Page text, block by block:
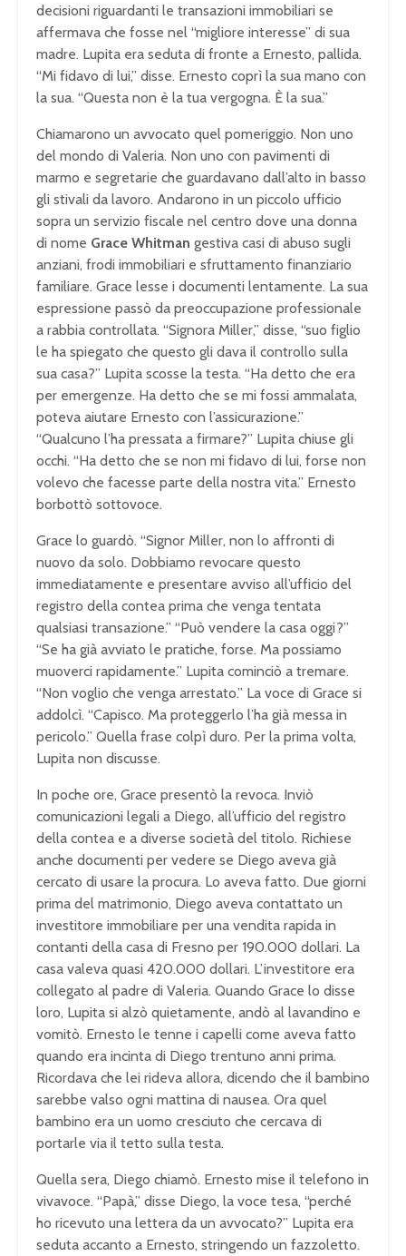
decisioni riguardanti le transazioni immobiliari se
affermava che fosse nel “migliore interesse” di sua
madre. Lupita era seduta di fronte a Ernesto, pallida.
“Mi fidavo di lui,” disse. Ernesto coprì la sua mano con
la sua. “Questa non è la tua vergogna. È la sua.”
Chiamarono un avvocato quel pomeriggio. Non uno
del mondo di Valeria. Non uno con pavimenti di
marmo e segretarie che guardavano dall’alto in basso
gli stivali da lavoro. Andarono in un piccolo ufficio
sopra un servizio fiscale nel centro dove una donna
di nome Grace Whitman gestiva casi di abuso sugli
anziani, frodi immobiliari e sfruttamento finanziario
familiare. Grace lesse i documenti lentamente. La sua
espressione passò da preoccupazione professionale
a rabbia controllata. “Signora Miller,” disse, “suo figlio
le ha spiegato che questo gli dava il controllo sulla
sua casa?” Lupita scosse la testa. “Ha detto che era
per emergenze. Ha detto che se mi fossi ammalata,
poteva aiutare Ernesto con l’assicurazione.”
“Qualcuno l’ha pressata a firmare?” Lupita chiuse gli
occhi. “Ha detto che se non mi fidavo di lui, forse non
volevo che facesse parte della nostra vita.” Ernesto
borbottò sottovoce.
Grace lo guardò. “Signor Miller, non lo affronti di
nuovo da solo. Dobbiamo revocare questo
immediatamente e presentare avviso all’ufficio del
registro della contea prima che venga tentata
qualsiasi transazione.” “Può vendere la casa oggi?”
“Se ha già avviato le pratiche, forse. Ma possiamo
muoverci rapidamente.” Lupita cominciò a tremare.
“Non voglio che venga arrestato.” La voce di Grace si
addolcì. “Capisco. Ma proteggerlo l’ha già messa in
pericolo.” Quella frase colpì duro. Per la prima volta,
Lupita non discusse.
In poche ore, Grace presentò la revoca. Inviò
comunicazioni legali a Diego, all’ufficio del registro
della contea e a diverse società del titolo. Richiese
anche documenti per vedere se Diego aveva già
cercato di usare la procura. Lo aveva fatto. Due giorni
prima del matrimonio, Diego aveva contattato un
investitore immobiliare per una vendita rapida in
contanti della casa di Fresno per 190.000 dollari. La
casa valeva quasi 420.000 dollari. L’investitore era
collegato al padre di Valeria. Quando Grace lo disse
loro, Lupita si alzò quietamente, andò al lavandino e
vomitò. Ernesto le tenne i capelli come aveva fatto
quando era incinta di Diego trentuno anni prima.
Ricordava che lei rideva allora, dicendo che il bambino
sarebbe valso ogni mattina di nausea. Ora quel
bambino era un uomo cresciuto che cercava di
portarle via il tetto sulla testa.
Quella sera, Diego chiamò. Ernesto mise il telefono in
vivavoce. “Papà,” disse Diego, la voce tesa, “perché
ho ricevuto una lettera da un avvocato?” Lupita era
seduta accanto a Ernesto, stringendo un fazzoletto.